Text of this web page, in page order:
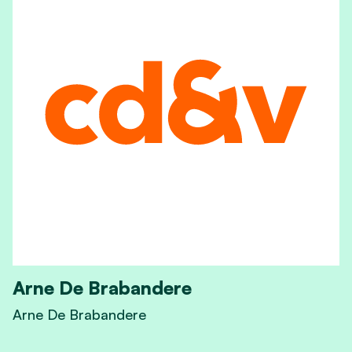
Arne De Brabandere
Arne De Brabandere